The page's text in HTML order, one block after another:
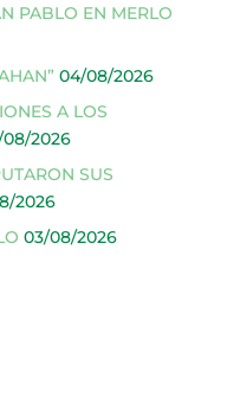
PABLO EN MERLO
04/08/2026
A LOS
2026
SUS
2026
03/08/2026